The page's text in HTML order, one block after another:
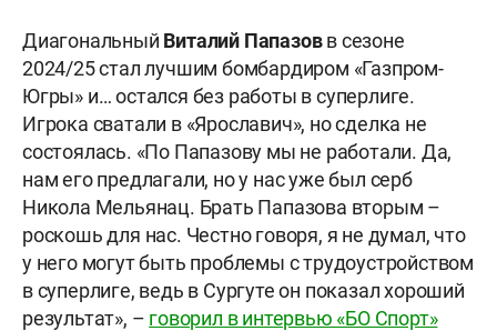
Диагональный Виталий Папазовв сезоне
2024/25 стал лучшим бомбардиром «Газпром-
Югры» и… остался без работы в суперлиге.
Игрока сватали в «Ярославич», но сделка не
состоялась. «По Папазову мы не работали. Да,
нам его предлагали, но у нас уже был серб
Никола Мельянац. Брать Папазова вторым –
роскошь для нас. Честно говоря, я не думал, что
у него могут быть проблемы с трудоустройством
в суперлиге, ведь в Сургуте он показал хороший
результат», – говорил в интервью «БО Спорт»